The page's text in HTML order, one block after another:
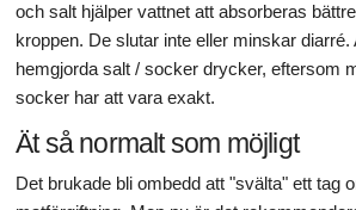
och salt hjälper vattnet att absorberas
kroppen. De slutar inte eller minskar diarré.
hemgjorda salt / socker drycker, eftersom
socker har att vara exakt.
Ät så normalt som möjligt
Det brukade bli ombedd att "svälta" ett tag